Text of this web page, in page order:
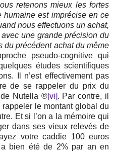
retenons mieux les fortes
humaine est imprécise en ce
nous effectuons un achat,
une grande précision du
du précédent achat du même
pseudo-cognitive qui
études scientifiques
Il n’est effectivement pas
de se rappeler du prix du
Nutella ®[vi]. Par contre, il
le montant global du
Et si l’on a la mémoire qui
dans ses vieux relevés de
votre caddie 100 euros
a bien été de 2% par an en